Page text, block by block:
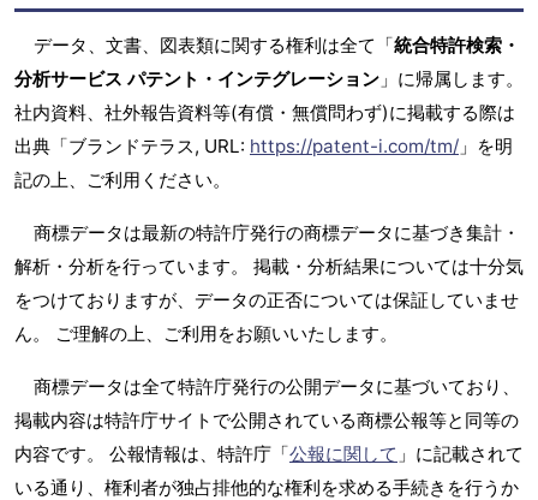
データ、文書、図表類に関する権利は全て「統合特許検索・
分析サービス パテント・インテグレーション 」に帰属します。
社内資料、社外報告資料等(有償・無償問わず)に掲載する際は
出典「ブランドテラス, URL: https://patent-i.com/tm/ 」を明
記の上、ご利用ください。
商標データは最新の特許庁発行の商標データに基づき集計・
解析・分析を行っています。 掲載・分析結果については十分気
をつけておりますが、データの正否については保証していませ
ん。 ご理解の上、ご利用をお願いいたします。
商標データは全て特許庁発行の公開データに基づいており、
掲載内容は特許庁サイトで公開されている商標公報等と同等の
内容です。 公報情報は、特許庁「公報に関して 」に記載されて
いる通り、権利者が独占排他的な権利を求める手続きを行うか